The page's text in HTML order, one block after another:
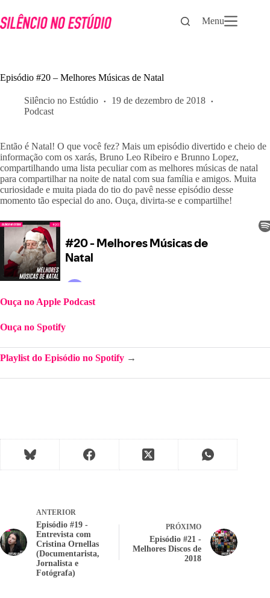
para
o
Menu
Episódio #20 – Melhores Músicas de Natal
Silêncio no Estúdio
19 de dezembro de 2018
Podcast
Então é Natal! O que você fez? Mais um episódio divertido e cheio de
informação com os xarás, Bruno Leo Ribeiro e Brunno Lopez,
compartilhando uma lista peculiar com as melhores músicas de natal
para compartilhar na noite de natal com sua família e amigos. Muita
curiosidade e muita piada do tio do pavê nesse episódio desse
momento tão especial do ano. Ouça, divirta-se e compartilhe!
Ouça no Apple Podcast
Ouça no Spotify
Playlist do Episódio no Spotify →
ANTERIOR
Episódio #19 -
Entrevista com
Cristina Ornellas
(Documentarista,
Jornalista e
Fotógrafa)
PRÓXIMO
Episódio #21 -
Melhores Discos de
2018